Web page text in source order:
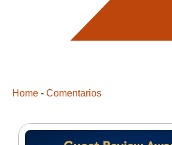
Home - Comentarios